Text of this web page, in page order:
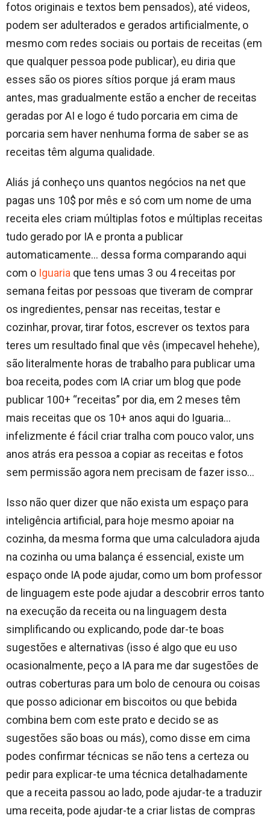
fotos originais e textos bem pensados), até videos,
podem ser adulterados e gerados artificialmente, o
mesmo com redes sociais ou portais de receitas (em
que qualquer pessoa pode publicar), eu diria que
esses são os piores sítios porque já eram maus
antes, mas gradualmente estão a encher de receitas
geradas por AI e logo é tudo porcaria em cima de
porcaria sem haver nenhuma forma de saber se as
receitas têm alguma qualidade.
Aliás já conheço uns quantos negócios na net que
pagas uns 10$ por mês e só com um nome de uma
receita eles criam múltiplas fotos e múltiplas receitas
tudo gerado por IA e pronta a publicar
automaticamente… dessa forma comparando aqui
com o Iguaria que tens umas 3 ou 4 receitas por
semana feitas por pessoas que tiveram de comprar
os ingredientes, pensar nas receitas, testar e
cozinhar, provar, tirar fotos, escrever os textos para
teres um resultado final que vês (impecavel hehehe),
são literalmente horas de trabalho para publicar uma
boa receita, podes com IA criar um blog que pode
publicar 100+ “receitas” por dia, em 2 meses têm
mais receitas que os 10+ anos aqui do Iguaria…
infelizmente é fácil criar tralha com pouco valor, uns
anos atrás era pessoa a copiar as receitas e fotos
sem permissão agora nem precisam de fazer isso…
Isso não quer dizer que não exista um espaço para
inteligência artificial, para hoje mesmo apoiar na
cozinha, da mesma forma que uma calculadora ajuda
na cozinha ou uma balança é essencial, existe um
espaço onde IA pode ajudar, como um bom professor
de linguagem este pode ajudar a descobrir erros tanto
na execução da receita ou na linguagem desta
simplificando ou explicando, pode dar-te boas
sugestões e alternativas (isso é algo que eu uso
ocasionalmente, peço a IA para me dar sugestões de
outras coberturas para um bolo de cenoura ou coisas
que posso adicionar em biscoitos ou que bebida
combina bem com este prato e decido se as
sugestões são boas ou más), como disse em cima
podes confirmar técnicas se não tens a certeza ou
pedir para explicar-te uma técnica detalhadamente
que a receita passou ao lado, pode ajudar-te a traduzir
uma receita, pode ajudar-te a criar listas de compras